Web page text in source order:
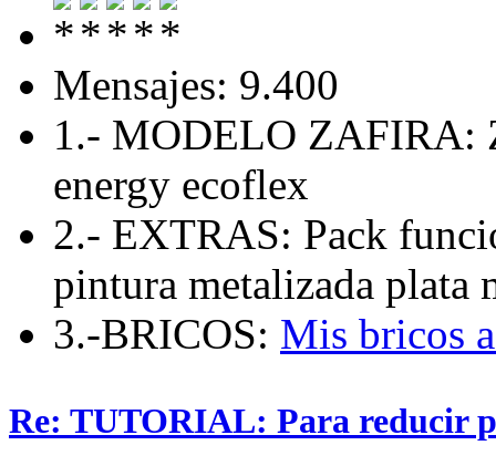
Mensajes: 9.400
1.- MODELO ZAFIRA:
energy ecoflex
2.- EXTRAS: Pack
pintura metalizada plata
3.-BRICOS: Mis bricos
Re: TUTORIAL: Para reducir